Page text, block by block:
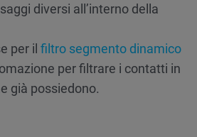
diversi all’interno della
per il filtro segmento dinamico
per filtrare i contatti in
già possiedono.